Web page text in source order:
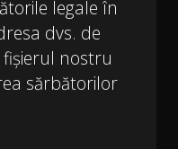
legale în
dvs. de
fișierul nostru
sărbătorilor